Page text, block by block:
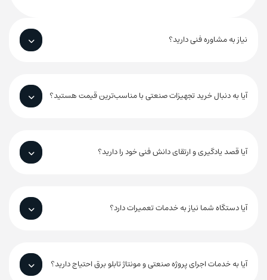
نیاز به مشاوره فنی دارید؟
آیا به دنبال خرید تجهیزات صنعتی با مناسب‌ترین قیمت هستید؟
آیا قصد یادگیری و ارتقای دانش فنی خود را دارید؟
آیا دستگاه شما نیاز به خدمات تعمیرات دارد؟
آیا به خدمات اجرای پروژه صنعتی و مونتاژ تابلو برق احتیاج دارید؟